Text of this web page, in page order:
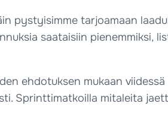
pystyisimme tarjoamaan
saataisiin pienemmiksi,
ehdotuksen mukaan
Sprinttimatkoilla mitaleita